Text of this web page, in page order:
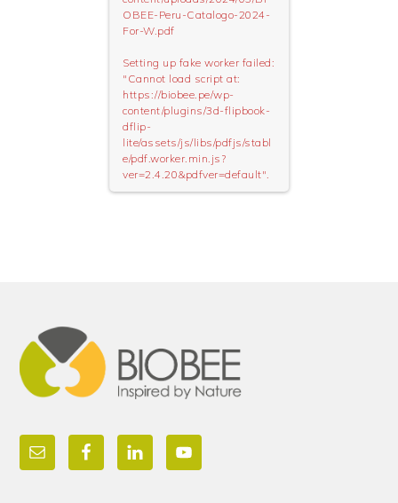
OBEE-Peru-Catalogo-2024-
For-W.pdf
Setting up fake worker failed:
"Cannot load script at:
https://biobee.pe/wp-
content/plugins/3d-flipbook-
dflip-
lite/assets/js/libs/pdfjs/stabl
e/pdf.worker.min.js?
ver=2.4.20&pdfver=default".